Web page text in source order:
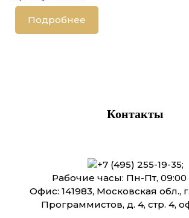
Подробнее
Контакты
+7 (495) 255-19-35;
Рабочие часы: Пн-Пт, 09:00
Офис: 141983, Московская обл.,
Программистов, д. 4, стр. 4,